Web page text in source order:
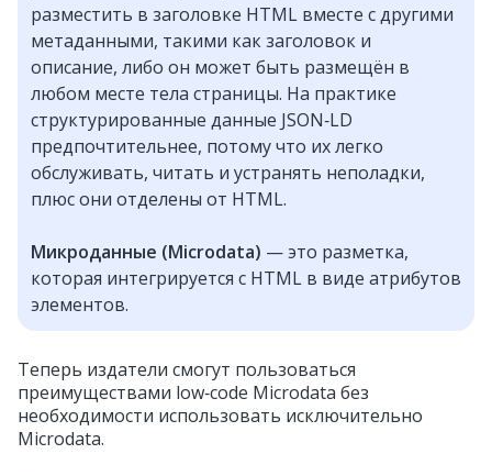
разместить в заголовке HTML вместе с другими
метаданными, такими как заголовок и
описание, либо он может быть размещён в
любом месте тела страницы. На практике
структурированные данные JSON‑LD
предпочтительнее, потому что их легко
обслуживать, читать и устранять неполадки,
плюс они отделены от HTML.
Микроданные (Microdata) — это разметка,
которая интегрируется с HTML в виде атрибутов
элементов.
Теперь издатели смогут пользоваться
преимуществами low‑code Microdata без
необходимости использовать исключительно
Microdata.